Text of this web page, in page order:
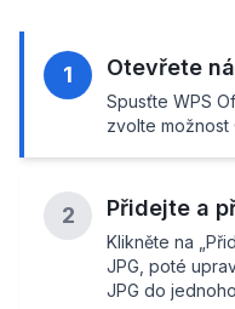
1 Otevřete
Spusťte WPS
zvolte možnost
2 Přidejte a
Klikněte na
JPG, poté
JPG do